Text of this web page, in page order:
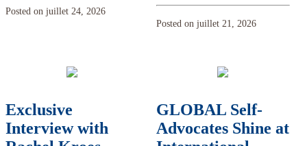
Posted on juillet 24, 2026
Posted on juillet 21, 2026
Exclusive
Interview with
GLOBAL Self-
Advocates Shine at